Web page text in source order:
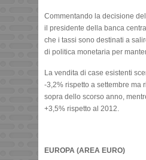
Commentando la decisione
il presidente della banca
che i tassi sono destinati a
di politica monetaria per
La vendita di case esistenti
-3,2% rispetto a settembre ma
sopra dello scorso anno,
+3,5% rispetto al 2012.
EUROPA (AREA EURO)